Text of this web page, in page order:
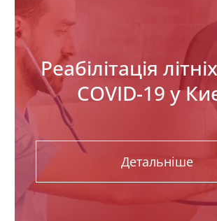
Реабілітація
COVID-19 у
Детальніше